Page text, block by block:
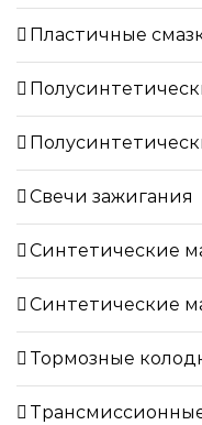
Пластичные
Свечи зажигания
Синтетические
Синтетические
Тормозные